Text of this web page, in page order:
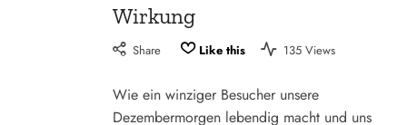
Wirkung
Share Like this 135 Views
Wie ein winziger Besucher unsere
Dezembermorgen lebendig macht und uns